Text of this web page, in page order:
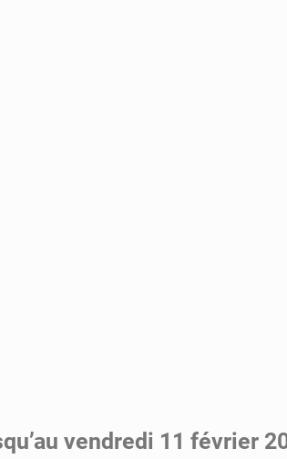
vendredi 11 février